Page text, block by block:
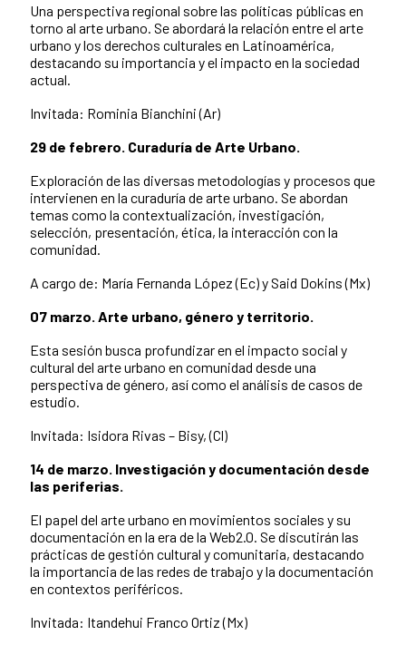
Una perspectiva regional sobre las políticas públicas en
torno al arte urbano. Se abordará la relación entre el arte
urbano y los derechos culturales en Latinoamérica,
destacando su importancia y el impacto en la sociedad
actual.
Invitada: Rominia Bianchini (Ar)
29 de febrero. Curaduría de Arte Urbano.
Exploración de las diversas metodologías y procesos que
intervienen en la curaduría de arte urbano. Se abordan
temas como la contextualización, investigación,
selección, presentación, ética, la interacción con la
comunidad.
A cargo de: María Fernanda López (Ec) y Said Dokins (Mx)
07 marzo. Arte urbano, género y territorio.
Esta sesión busca profundizar en el impacto social y
cultural del arte urbano en comunidad desde una
perspectiva de género, así como el análisis de casos de
estudio.
Invitada: Isidora Rivas – Bisy, (Cl)
14 de marzo. Investigación y documentación desde
las periferias.
El papel del arte urbano en movimientos sociales y su
documentación en la era de la Web2.0. Se discutirán las
prácticas de gestión cultural y comunitaria, destacando
la importancia de las redes de trabajo y la documentación
en contextos periféricos.
Invitada: Itandehui Franco Ortiz (Mx)